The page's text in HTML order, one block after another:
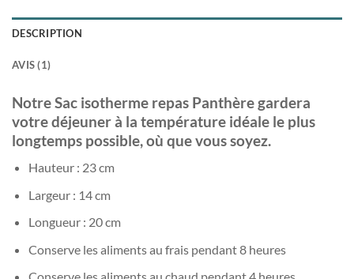
DESCRIPTION
AVIS (1)
Notre Sac isotherme repas Panthère gardera
votre déjeuner à la température idéale le plus
longtemps possible, où que vous soyez.
Hauteur : 23 cm
Largeur : 14 cm
Longueur : 20 cm
Conserve les aliments au frais pendant 8 heures